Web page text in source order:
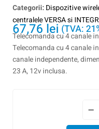
Categorii: Dispozitive
centralele VERSA si
67,76 lei (TVA:
Telecomanda cu 4 canale
Telecomanda cu 4 canale
canale independente,
23 A, 12v inclusa.